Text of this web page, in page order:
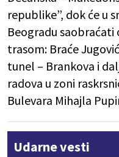
republike”, dok će u
Beogradu saobraćati
trasom: Braće
tunel – Brankova i
radova u zoni
Bulevara Mihajla
Udarne vesti